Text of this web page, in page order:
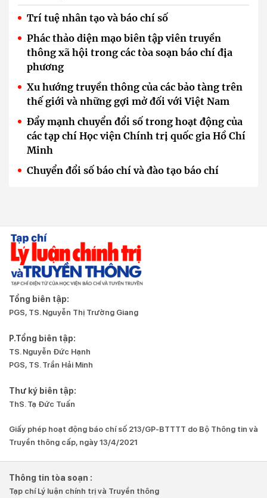
Trí tuệ nhân tạo và báo chí số
Phác thảo diện mạo biên tập viên truyền
thông xã hội trong các tòa soạn báo chí địa
phương
Xu hướng truyền thông của các bảo tàng trên
thế giới và những gợi mở đối với Việt Nam
Đẩy mạnh chuyển đổi số trong hoạt động của
các tạp chí Học viện Chính trị quốc gia Hồ Chí
Minh
Chuyển đổi số báo chí và đào tạo báo chí
Tổng biên tập:
PGS, TS. Nguyễn Thị Trường Giang
P.Tổng biên tập:
TS. Nguyễn Đức Hạnh
PGS, TS. Trần Hải Minh
Thư ký biên tập:
ThS. Tạ Đức Tuấn
Giấy phép hoạt động báo chí số 213/GP-BTTTT do Bộ Thông tin và
Truyền thông cấp, ngày 13/4/2021
Thông tin tòa soạn :
Tạp chí Lý luận chính trị và Truyền thông